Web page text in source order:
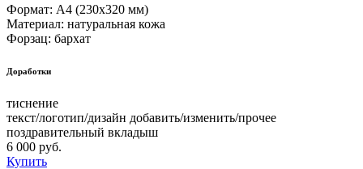
Формат: А4 (230х320 мм)
Материал: натуральная кожа
Форзац: бархат
Доработки
тиснение
текст/логотип/дизайн добавить/изменить/прочее
поздравительный вкладыш
6 000 руб.
Купить